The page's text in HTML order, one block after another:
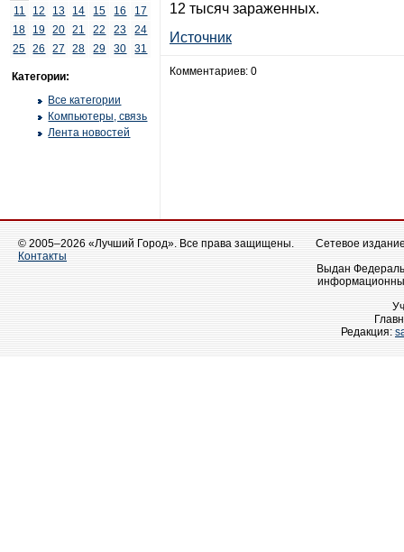
11
12 13 14 15 16
17
18
19 20 21 22 23
24
25
26 27 28 29 30 31
Категории:
Все категории
Компьютеры, связь
Лента новостей
12 тысяч зараженных.
Источник
Комментариев: 0
© 2005–2026 «Лучший Город». Все права защищены.
Контакты
Сетевое
Выдан
Редакция: